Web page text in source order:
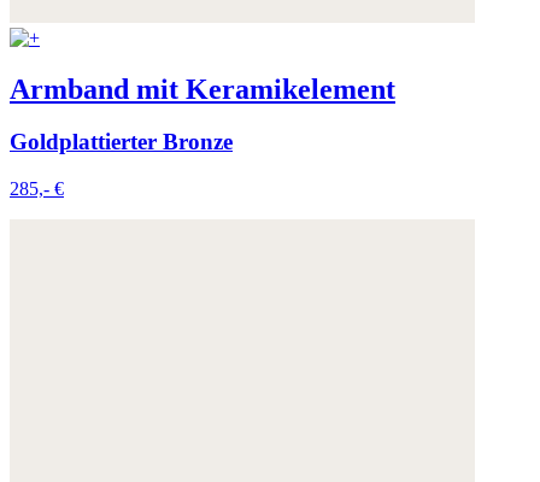
Armband mit Keramikelement
Goldplattierter Bronze
285,- €